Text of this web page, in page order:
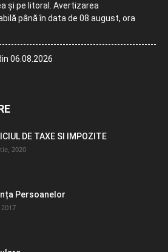
și pe litoral. Avertizarea
până în data de 08 august, ora
06.08.2026
DE TAXE SI IMPOZITE
2020
Persoanelor